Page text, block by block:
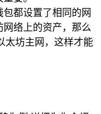
包都设置了相同的网
络上的资产，那么
太坊主网，这样才能